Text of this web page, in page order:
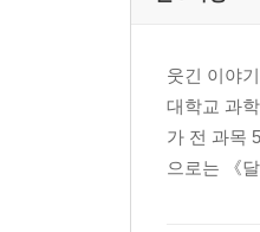
웃긴 이야
대학교 과
가 전 과목
으로는 《